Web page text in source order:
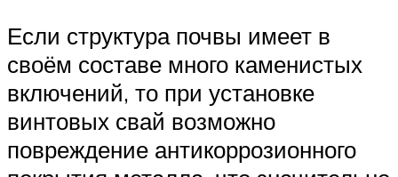
Если структура почвы имеет в
своём составе много каменистых
включений, то при установке
винтовых свай возможно
повреждение антикоррозионного